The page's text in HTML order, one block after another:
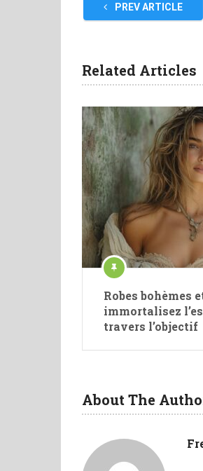
PREV ARTICLE
Related Articles
Robes bohèmes
immortalisez
travers l’objectif
About The